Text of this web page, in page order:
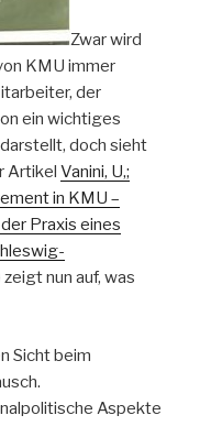
Zwar wird
KMU immer
der
ein wichtiges
doch sieht
Artikel Vanini, U,;
in KMU –
Praxis eines
zeigt nun auf, was
Sicht beim
Aspekte